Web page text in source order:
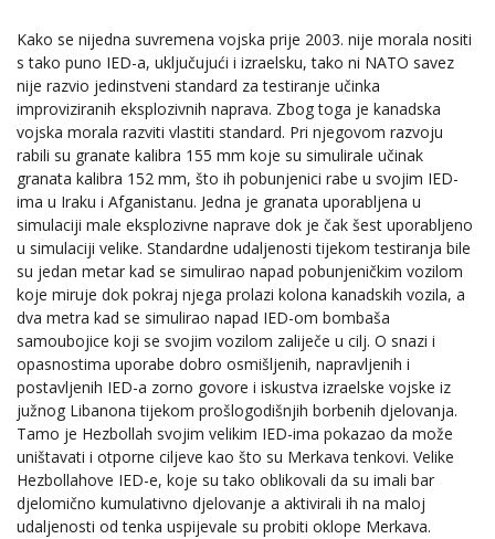
Kako se nijedna suvremena vojska prije 2003. nije morala nositi
s tako puno IED-a, uključujući i izraelsku, tako ni NATO savez
nije razvio jedinstveni standard za testiranje učinka
improviziranih eksplozivnih naprava. Zbog toga je kanadska
vojska morala razviti vlastiti standard. Pri njegovom razvoju
rabili su granate kalibra 155 mm koje su simulirale učinak
granata kalibra 152 mm, što ih pobunjenici rabe u svojim IED-
ima u Iraku i Afganistanu. Jedna je granata uporabljena u
simulaciji male eksplozivne naprave dok je čak šest uporabljeno
u simulaciji velike. Standardne udaljenosti tijekom testiranja bile
su jedan metar kad se simulirao napad pobunjeničkim vozilom
koje miruje dok pokraj njega prolazi kolona kanadskih vozila, a
dva metra kad se simulirao napad IED-om bombaša
samoubojice koji se svojim vozilom zaliječe u cilj. O snazi i
opasnostima uporabe dobro osmišljenih, napravljenih i
postavljenih IED-a zorno govore i iskustva izraelske vojske iz
južnog Libanona tijekom prošlogodišnjih borbenih djelovanja.
Tamo je Hezbollah svojim velikim IED-ima pokazao da može
uništavati i otporne ciljeve kao što su Merkava tenkovi. Velike
Hezbollahove IED-e, koje su tako oblikovali da su imali bar
djelomično kumulativno djelovanje a aktivirali ih na maloj
udaljenosti od tenka uspijevale su probiti oklope Merkava.